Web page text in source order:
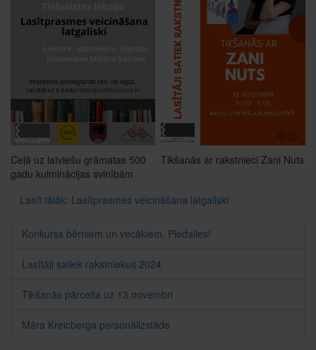
Ceļā uz latviešu grāmatas 500
gadu kulminācijas svinībām
Lasīt tālāk: Lasītprasmes veicināšana latgaliski
Tikšanās ar rakstnieci Zani Nuts
Konkurss bērniem un vecākiem. Piedalies!
Lasītāji satiek rakstniekus 2024
Tikšanās pārcelta uz 13.novembri
Māra Kreicberga personālizstāde